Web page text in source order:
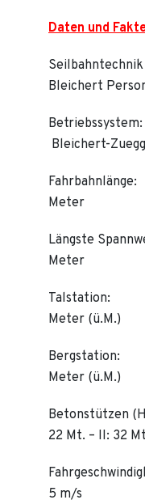
Daten und
Bleichert
Bleichert-Zuegg
Meter
Längste
Meter
Meter (ü.M.)
Meter (ü.M.)
22 Mt. – II: 32
5 m/s